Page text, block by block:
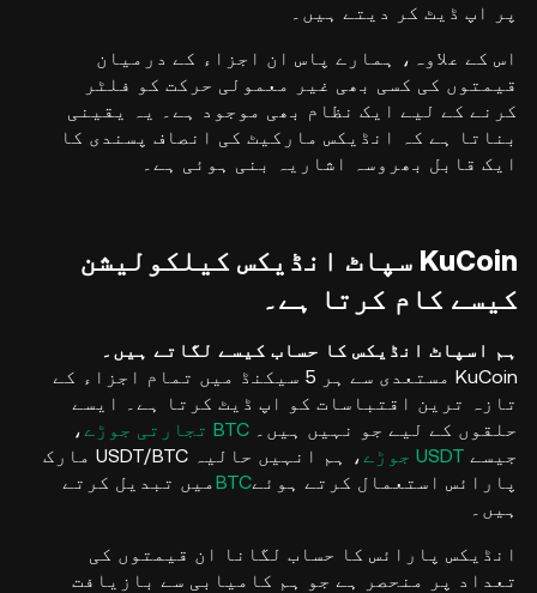
پر اپ ڈیٹ کر دیتے ہیں۔
اس کے علاوہ، ہمارے پاس ان اجزاء کے درمیان
قیمتوں کی کسی بھی غیر معمولی حرکت کو فلٹر
کرنے کے لیے ایک نظام بھی موجود ہے۔ یہ یقینی
بناتا ہے کہ انڈیکس مارکیٹ کی انصاف پسندی کا
ایک قابل بھروسہ اشاریہ بنی ہوئی ہے۔
KuCoin سپاٹ انڈیکس کیلکولیشن
کیسے کام کرتا ہے۔
ہم اسپاٹ انڈیکس کا حساب کیسے لگاتے ہیں۔
KuCoin مستعدی سے ہر 5 سیکنڈ میں تمام اجزاء کے
تازہ ترین اقتباسات کو اپ ڈیٹ کرتا ہے۔ ایسے
حلقوں کے لیے جو نہیں ہیں۔ BTC تجارتی جوڑے
،
جیسے USDT جوڑے ، ہم انہیں
حالیہ USDT/BTC مارک
پارائس استعمال کرتے ہوئےBTCمیں تبدیل کرتے
ہیں۔
انڈیکس پارائس کا حساب لگانا ان قیمتوں کی
تعداد پر منحصر ہے جو ہم کامیابی سے بازیافت